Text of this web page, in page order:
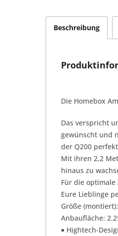
Beschreibung
Die Homebox
Das verspricht
gewünscht und
der Q200
Mit ihren 2,2
hinaus zu
Für die
Eure Lieblinge
Größe
Anbaufläche:
￭ Hightech-